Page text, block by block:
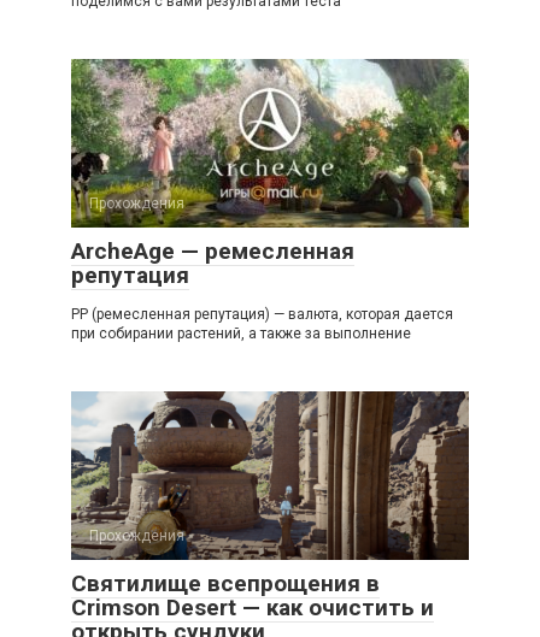
Прохождения
ArcheAge — ремесленная
репутация
РР (ремесленная репутация) — валюта, которая дается
при собирании растений, а также за выполнение
Прохождения
Святилище всепрощения в
Crimson Desert — как очистить и